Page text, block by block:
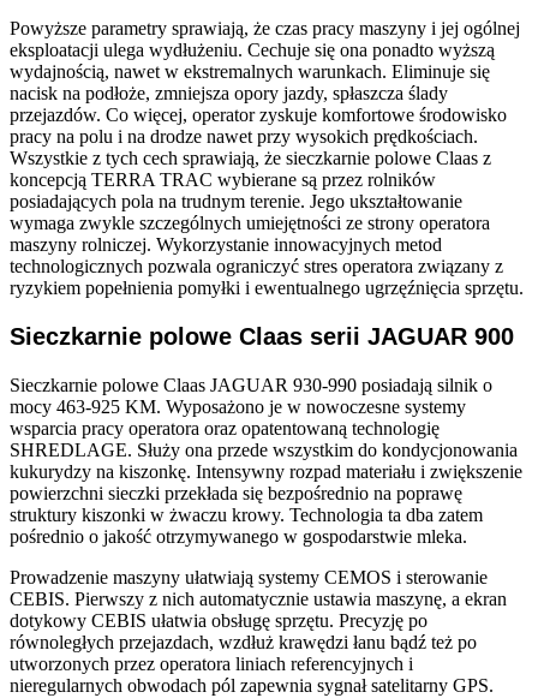
Powyższe parametry sprawiają, że czas pracy maszyny i jej ogólnej
eksploatacji ulega wydłużeniu. Cechuje się ona ponadto wyższą
wydajnością, nawet w ekstremalnych warunkach. Eliminuje się
nacisk na podłoże, zmniejsza opory jazdy, spłaszcza ślady
przejazdów. Co więcej, operator zyskuje komfortowe środowisko
pracy na polu i na drodze nawet przy wysokich prędkościach.
Wszystkie z tych cech sprawiają, że sieczkarnie polowe Claas z
koncepcją TERRA TRAC wybierane są przez rolników
posiadających pola na trudnym terenie. Jego ukształtowanie
wymaga zwykle szczególnych umiejętności ze strony operatora
maszyny rolniczej. Wykorzystanie innowacyjnych metod
technologicznych pozwala ograniczyć stres operatora związany z
ryzykiem popełnienia pomyłki i ewentualnego ugrzęźnięcia sprzętu.
Sieczkarnie polowe Claas serii JAGUAR 900
Sieczkarnie polowe Claas JAGUAR 930-990 posiadają silnik o
mocy 463-925 KM. Wyposażono je w nowoczesne systemy
wsparcia pracy operatora oraz opatentowaną technologię
SHREDLAGE. Służy ona przede wszystkim do kondycjonowania
kukurydzy na kiszonkę. Intensywny rozpad materiału i zwiększenie
powierzchni sieczki przekłada się bezpośrednio na poprawę
struktury kiszonki w żwaczu krowy. Technologia ta dba zatem
pośrednio o jakość otrzymywanego w gospodarstwie mleka.
Prowadzenie maszyny ułatwiają systemy CEMOS i sterowanie
CEBIS. Pierwszy z nich automatycznie ustawia maszynę, a ekran
dotykowy CEBIS ułatwia obsługę sprzętu. Precyzję po
równoległych przejazdach, wzdłuż krawędzi łanu bądź też po
utworzonych przez operatora liniach referencyjnych i
nieregularnych obwodach pól zapewnia sygnał satelitarny GPS.